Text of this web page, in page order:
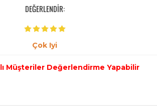
DEĞERLENDİR:
Çok Iyi
Müşteriler Değerlendirme Yapabilir